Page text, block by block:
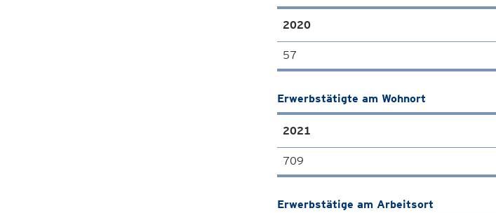
2020
57
Erwerbstätigte am Wohnort
2021
709
Erwerbstätige am Arbeitsort